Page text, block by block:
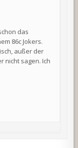
das
86c Jokers.
außer der
nicht sagen. Ich